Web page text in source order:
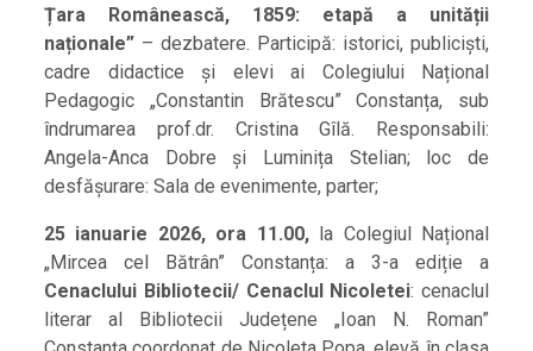
Țara Românească, 1859: etapă a unității
naționale” – dezbatere. Participă: istorici, publiciști,
cadre didactice și elevi ai Colegiului Național
Pedagogic „Constantin Brătescu” Constanța, sub
îndrumarea prof.dr. Cristina Gîlă. Responsabili:
Angela-Anca Dobre și Luminița Stelian; loc de
desfășurare: Sala de evenimente, parter;
25 ianuarie 2026, ora 11.00,
la Colegiul Național
„Mircea cel Bătrân” Constanța: a 3-a ediție a
Cenaclului Bibliotecii/ Cenaclul Nicoletei: cenaclul
literar al Bibliotecii Județene „Ioan N. Roman”